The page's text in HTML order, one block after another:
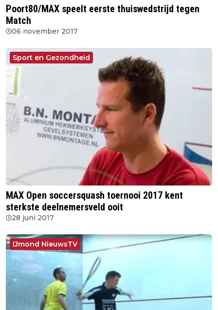
Poort80/MAX speelt eerste thuiswedstrijd tegen
Match
06 november 2017
Sport en Gezondheid
MAX Open soccersquash toernooi 2017 kent
sterkste deelnemersveld ooit
28 juni 2017
IJmond NieuwsTV